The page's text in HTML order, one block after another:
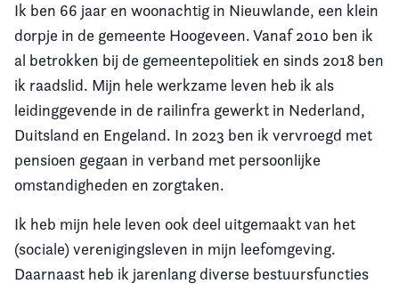
Ik ben 66 jaar en woonachtig in Nieuwlande, een klein
dorpje in de gemeente Hoogeveen. Vanaf 2010 ben ik
al betrokken bij de gemeentepolitiek en sinds 2018 ben
ik raadslid. Mijn hele werkzame leven heb ik als
leidinggevende in de railinfra gewerkt in Nederland,
Duitsland en Engeland. In 2023 ben ik vervroegd met
pensioen gegaan in verband met persoonlijke
omstandigheden en zorgtaken.
Ik heb mijn hele leven ook deel uitgemaakt van het
(sociale) verenigingsleven in mijn leefomgeving.
Daarnaast heb ik jarenlang diverse bestuursfuncties